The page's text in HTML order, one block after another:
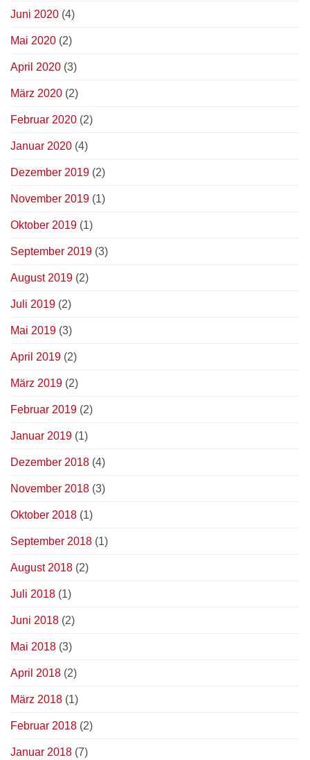
Juni 2020 (4)
Mai 2020 (2)
April 2020 (3)
März 2020 (2)
Februar 2020 (2)
Januar 2020 (4)
Dezember 2019 (2)
November 2019 (1)
Oktober 2019 (1)
September 2019 (3)
August 2019 (2)
Juli 2019 (2)
Mai 2019 (3)
April 2019 (2)
März 2019 (2)
Februar 2019 (2)
Januar 2019 (1)
Dezember 2018 (4)
November 2018 (3)
Oktober 2018 (1)
September 2018 (1)
August 2018 (2)
Juli 2018 (1)
Juni 2018 (2)
Mai 2018 (3)
April 2018 (2)
März 2018 (1)
Februar 2018 (2)
Januar 2018 (7)